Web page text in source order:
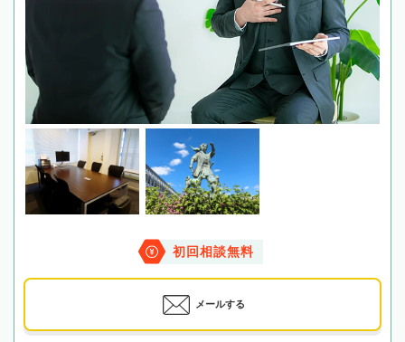
初回相談無料
メールする